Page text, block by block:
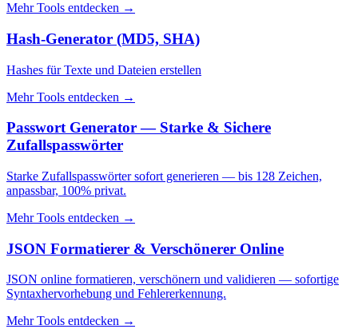
Mehr Tools entdecken →
Hash-Generator (MD5, SHA)
Hashes für Texte und Dateien erstellen
Mehr Tools entdecken →
Passwort Generator — Starke & Sichere
Zufallspasswörter
Starke Zufallspasswörter sofort generieren — bis 128 Zeichen,
anpassbar, 100% privat.
Mehr Tools entdecken →
JSON Formatierer & Verschönerer Online
JSON online formatieren, verschönern und validieren — sofortige
Syntaxhervorhebung und Fehlererkennung.
Mehr Tools entdecken →